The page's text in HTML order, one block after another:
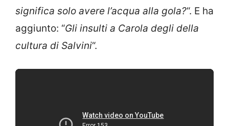
significa solo avere l’acqua alla gola?“. E ha
aggiunto: “Gli insulti a Carola degli della
cultura di Salvini“.